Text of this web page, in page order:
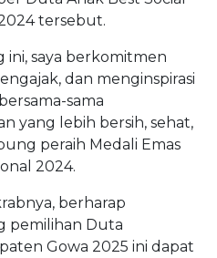
tersebut.
saya berkomitmen
dan menginspirasi
sama
yang lebih bersih, sehat,
peraih Medali Emas
2024.
berharap
pemilihan Duta
Gowa 2025 ini dapat